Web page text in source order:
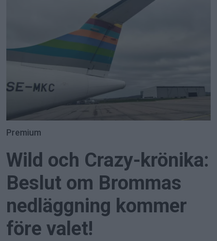
Premium
Wild och Crazy-krönika:
Beslut om Brommas
nedläggning kommer
före valet!